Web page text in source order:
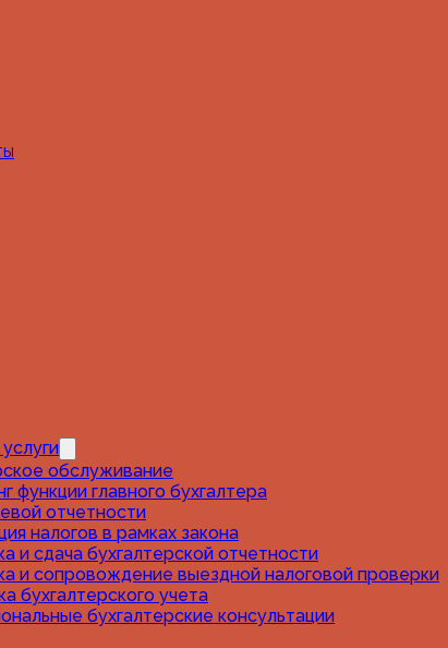
обслуживание
функции главного бухгалтера
отчетности
налогов в рамках закона
и сдача бухгалтерской отчетности
и сопровождение выездной налоговой проверки
бухгалтерского учета
бухгалтерские консультации
клиента переплату в 500+